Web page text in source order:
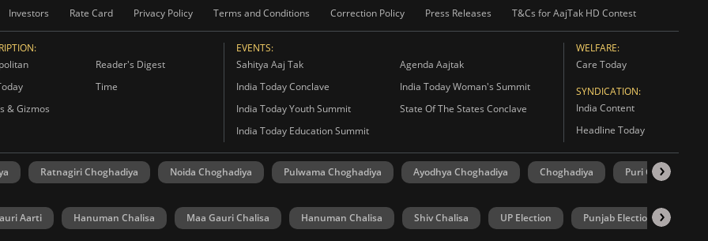
Investors Rate Card Privacy Policy Terms and Conditions Correction Policy Press Releases T&Cs for AajTak HD Contest
Reader's Digest
Time
& Gizmos
EVENTS:
Sahitya Aaj Tak
Agenda Aajtak
India Today Conclave
India Today Woman's Summit
India Today Youth Summit
State Of The States Conclave
India Today Education Summit
WELFARE:
Care Today
SYNDICATION:
India Content
Headline Today
Ratnagiri Choghadiya Noida Choghadiya Pulwama Choghadiya Ayodhya Choghadiya Choghadiya Puri Choghadiya
Aarti Hanuman Chalisa Maa Gauri Chalisa Hanuman Chalisa Shiv Chalisa UP Election Punjab Election